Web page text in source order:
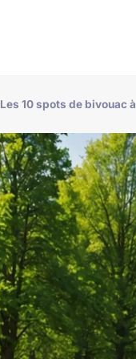
Les 10 spots de bivouac